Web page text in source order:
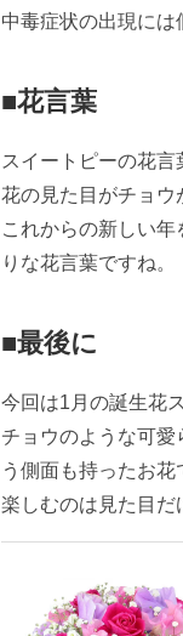
中毒症状の出現には
■花言葉
スイートピーの花言
花の見た目がチョウ
これからの新しい
りな花言葉ですね。
■最後に
今回は1月の誕生花
チョウのような可愛
う側面も持ったお花
楽しむのは見た目だ